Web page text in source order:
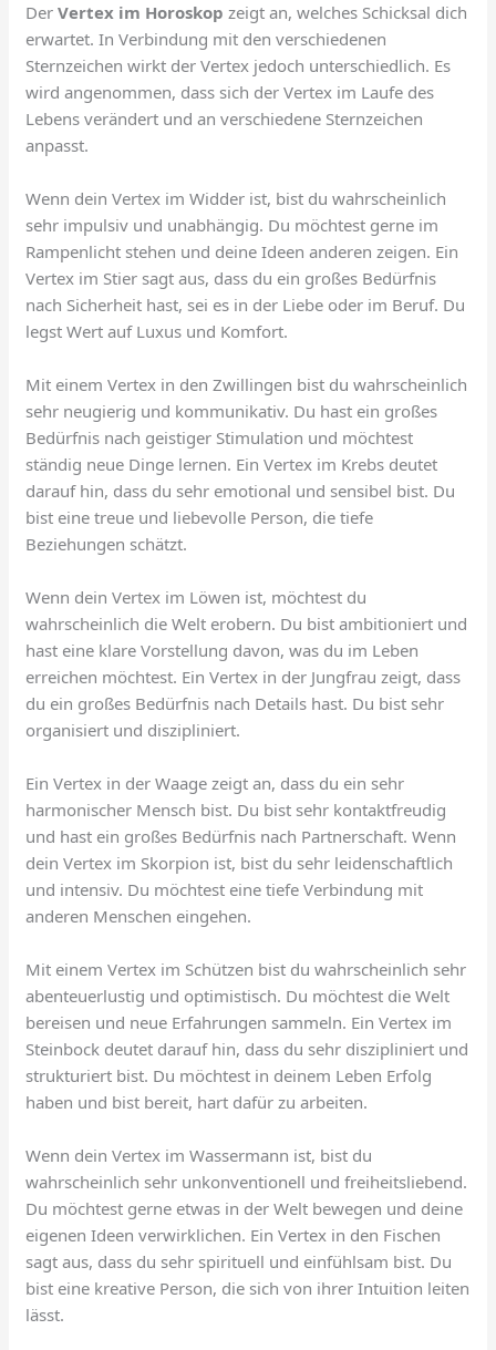
DerVertex im Horoskop zeigt an, welches Schicksal dich
erwartet. In Verbindung mit den verschiedenen
Sternzeichen wirkt der Vertex jedoch unterschiedlich. Es
wird angenommen, dass sich der Vertex im Laufe des
Lebens verändert und an verschiedene Sternzeichen
anpasst.
Wenn dein Vertex im Widder ist, bist du wahrscheinlich
sehr impulsiv und unabhängig. Du möchtest gerne im
Rampenlicht stehen und deine Ideen anderen zeigen. Ein
Vertex im Stier sagt aus, dass du ein großes Bedürfnis
nach Sicherheit hast, sei es in der Liebe oder im Beruf. Du
legst Wert auf Luxus und Komfort.
Mit einem Vertex in den Zwillingen bist du wahrscheinlich
sehr neugierig und kommunikativ. Du hast ein großes
Bedürfnis nach geistiger Stimulation und möchtest
ständig neue Dinge lernen. Ein Vertex im Krebs deutet
darauf hin, dass du sehr emotional und sensibel bist. Du
bist eine treue und liebevolle Person, die tiefe
Beziehungen schätzt.
Wenn dein Vertex im Löwen ist, möchtest du
wahrscheinlich die Welt erobern. Du bist ambitioniert und
hast eine klare Vorstellung davon, was du im Leben
erreichen möchtest. Ein Vertex in der Jungfrau zeigt, dass
du ein großes Bedürfnis nach Details hast. Du bist sehr
organisiert und diszipliniert.
Ein Vertex in der Waage zeigt an, dass du ein sehr
harmonischer Mensch bist. Du bist sehr kontaktfreudig
und hast ein großes Bedürfnis nach Partnerschaft. Wenn
dein Vertex im Skorpion ist, bist du sehr leidenschaftlich
und intensiv. Du möchtest eine tiefe Verbindung mit
anderen Menschen eingehen.
Mit einem Vertex im Schützen bist du wahrscheinlich sehr
abenteuerlustig und optimistisch. Du möchtest die Welt
bereisen und neue Erfahrungen sammeln. Ein Vertex im
Steinbock deutet darauf hin, dass du sehr diszipliniert und
strukturiert bist. Du möchtest in deinem Leben Erfolg
haben und bist bereit, hart dafür zu arbeiten.
Wenn dein Vertex im Wassermann ist, bist du
wahrscheinlich sehr unkonventionell und freiheitsliebend.
Du möchtest gerne etwas in der Welt bewegen und deine
eigenen Ideen verwirklichen. Ein Vertex in den Fischen
sagt aus, dass du sehr spirituell und einfühlsam bist. Du
bist eine kreative Person, die sich von ihrer Intuition leiten
lässt.